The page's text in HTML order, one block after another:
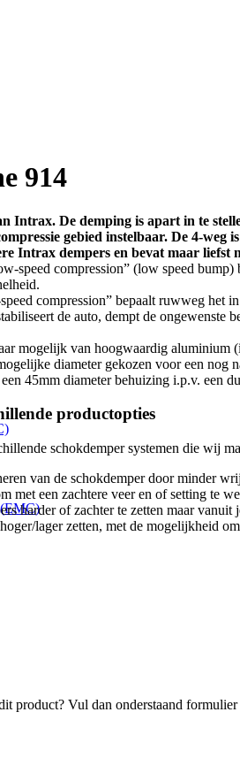
914
Intrax. De demping is apart in te
gebied instelbaar. De 4-
Intrax dempers en bevat maar liefst
speed compression” (low speed
compression” bepaalt ruwweg het
de auto, dempt de ongewenste
mogelijk van hoogwaardig
diameter gekozen voor een
45mm diameter behuizing i.p.v. een
productopties
schokdemper systemen die wij
van de schokdemper door minder
met een zachtere veer en of setting te
harder of zachter te zetten maar vanuit
lager zetten, met de mogelijkheid
product? Vul dan onderstaand